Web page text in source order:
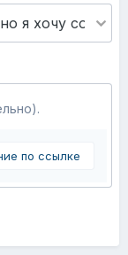
по ссылке